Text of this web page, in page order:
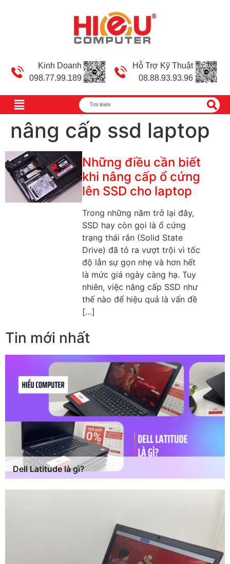
Kinh Doanh
098.77.99.189
Hỗ Trợ Kỹ Thuật
08.88.93.93.96
nâng cấp ssd laptop
Những điều cần biết
khi nâng cấp ổ cứng
lên SSD cho laptop
Trong những năm trở lại đây,
SSD hay còn gọi là ổ cứng
trạng thái rắn (Solid State
Drive) đã tỏ ra vượt trội vì tốc
độ lẫn sự gọn nhẹ và hơn hết
là mức giá ngày càng hạ. Tuy
nhiên, việc nâng cấp SSD như
thế nào để hiệu quả là vấn đề
[…]
Tin mới nhất
Dell Latitude là gì?